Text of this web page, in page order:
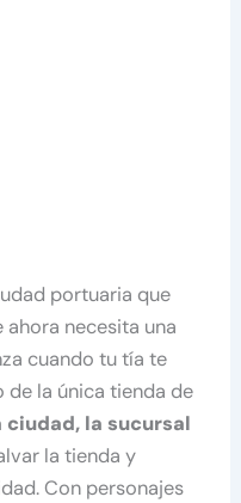
portuaria que
necesita una
cuando tu tía te
de la única tienda de
ciudad, la sucursal
la tienda y
Con personajes